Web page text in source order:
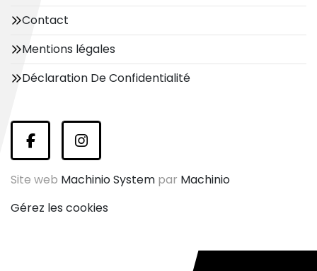
Contact
Mentions légales
Déclaration De Confidentialité
facebookinstagram
Site web Machinio System par Machinio
Gérez les cookies